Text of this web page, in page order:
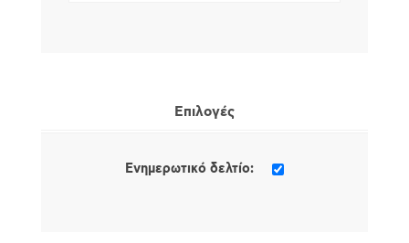
Επιλογές
Ενημερωτικό δελτίο: